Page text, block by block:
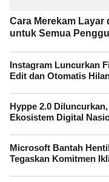
Cara Merekam
untuk Semua
Instagram Luncurkan
Edit dan Otomatis
Hyppe 2.0
Ekosistem Digital
Microsoft Bantah
Tegaskan Komitmen